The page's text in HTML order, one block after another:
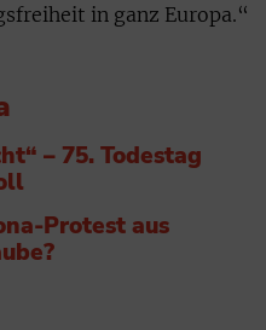
in ganz Europa.“
– 75. Todestag
Protest aus